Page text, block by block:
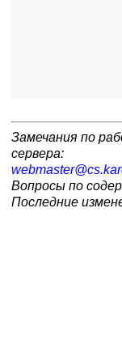
Замечания по
сервера:
Вопросы по
Последние